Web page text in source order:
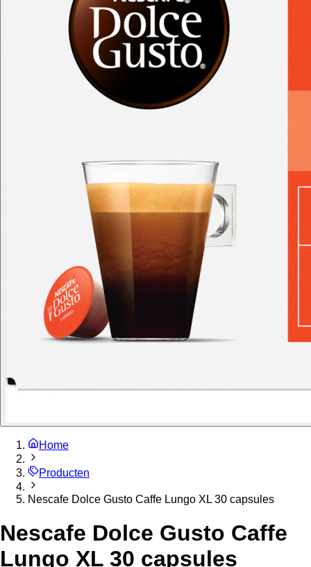
Home
Producten
Nescafe Dolce Gusto Caffe Lungo XL 30 capsules
Nescafe Dolce Gusto Caffe
Lungo XL 30 capsules